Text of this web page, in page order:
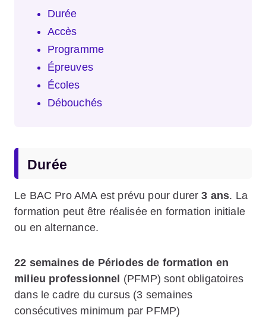
Durée
Accès
Programme
Épreuves
Écoles
Débouchés
Durée
Le BAC Pro AMA est prévu pour durer3 ans. La
formation peut être réalisée en formation initiale
ou en alternance.
22 semaines de Périodes de formation en
milieu professionnel (PFMP) sont obligatoires
dans le cadre du cursus (3 semaines
consécutives minimum par PFMP)